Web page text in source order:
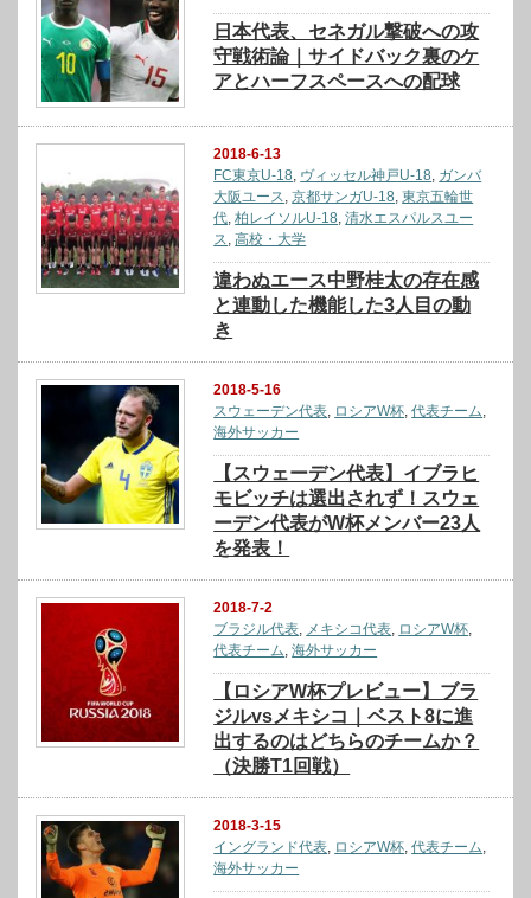
日本代表、セネガル撃破への攻
守戦術論｜サイドバック裏のケ
アとハーフスペースへの配球
2018-6-13
FC東京U-18, ヴィッセル神戸U-18, ガンバ
大阪ユース,京都サンガU-18,東京五輪世
代,柏レイソルU-18,清水エスパルスユー
ス,高校・大学
違わぬエース中野桂太の存在感
と連動した機能した3人目の動
き
2018-5-16
スウェーデン代表, ロシアW杯,代表チーム,
海外サッカー
【スウェーデン代表】イブラヒ
モビッチは選出されず！スウェ
ーデン代表がW杯メンバー23人
を発表！
2018-7-2
ブラジル代表, メキシコ代表, ロシアW杯,
代表チーム,海外サッカー
【ロシアW杯プレビュー】ブラ
ジルvsメキシコ｜ベスト8に進
出するのはどちらのチームか？
（決勝T1回戦）
2018-3-15
イングランド代表, ロシアW杯,代表チーム,
海外サッカー